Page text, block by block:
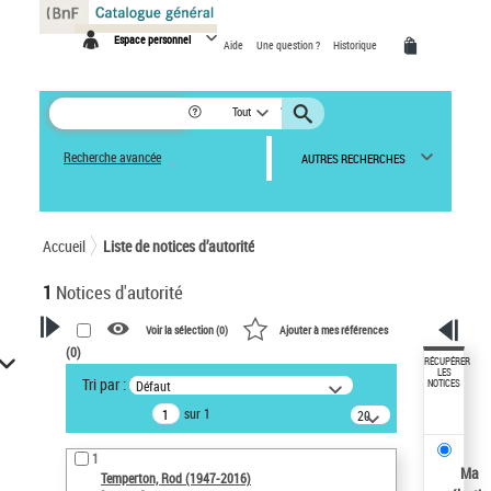
Espace personnel Aide Une question ? Historique
Tout
Recherche avancée AUTRES RECHERCHES
Accueil Liste de notices d’autorité
1 Notices d'autorité
VOTRE RECHERCHE
Recherche avancée dans les
notices d’autorité
Œuvres liées à l'auteur :
Temperton, Rod (1947-2016)
Voir la sélection (0) Ajouter à mes références
(0)
Tri par : Défaut
sur 1
20
résultats/page
1
Temperton, Rod (1947-2016)
RÉCUPÉRER
LES
NOTICES
Ma
Panneau de gestion des cookies